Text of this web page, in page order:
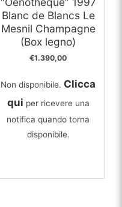
Blanc de Blancs Le
Mesnil Champagne
(Box legno)
€1.390,00
Non disponibile. Clicca
qui per ricevere una
notifica quando torna
disponibile.